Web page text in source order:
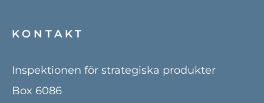
KONTAKT
Inspektionen för strategiska produkter
Box 6086